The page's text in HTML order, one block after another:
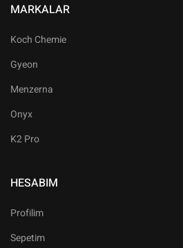
MARKALAR
Koch Chemie
Gyeon
Menzerna
Onyx
K2 Pro
HESABIM
Profilim
Sepetim